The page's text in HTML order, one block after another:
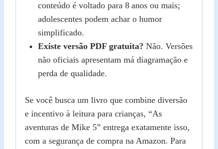
conteúdo é voltado para 8 anos ou mais;
adolescentes podem achar o humor
simplificado.
Existe versão PDF gratuita? Não. Versões
não oficiais apresentam má diagramação e
perda de qualidade.
Se você busca um livro que combine diversão
e incentivo à leitura para crianças, “As
aventuras de Mike 5” entrega exatamente isso,
com a segurança de compra na Amazon. Para